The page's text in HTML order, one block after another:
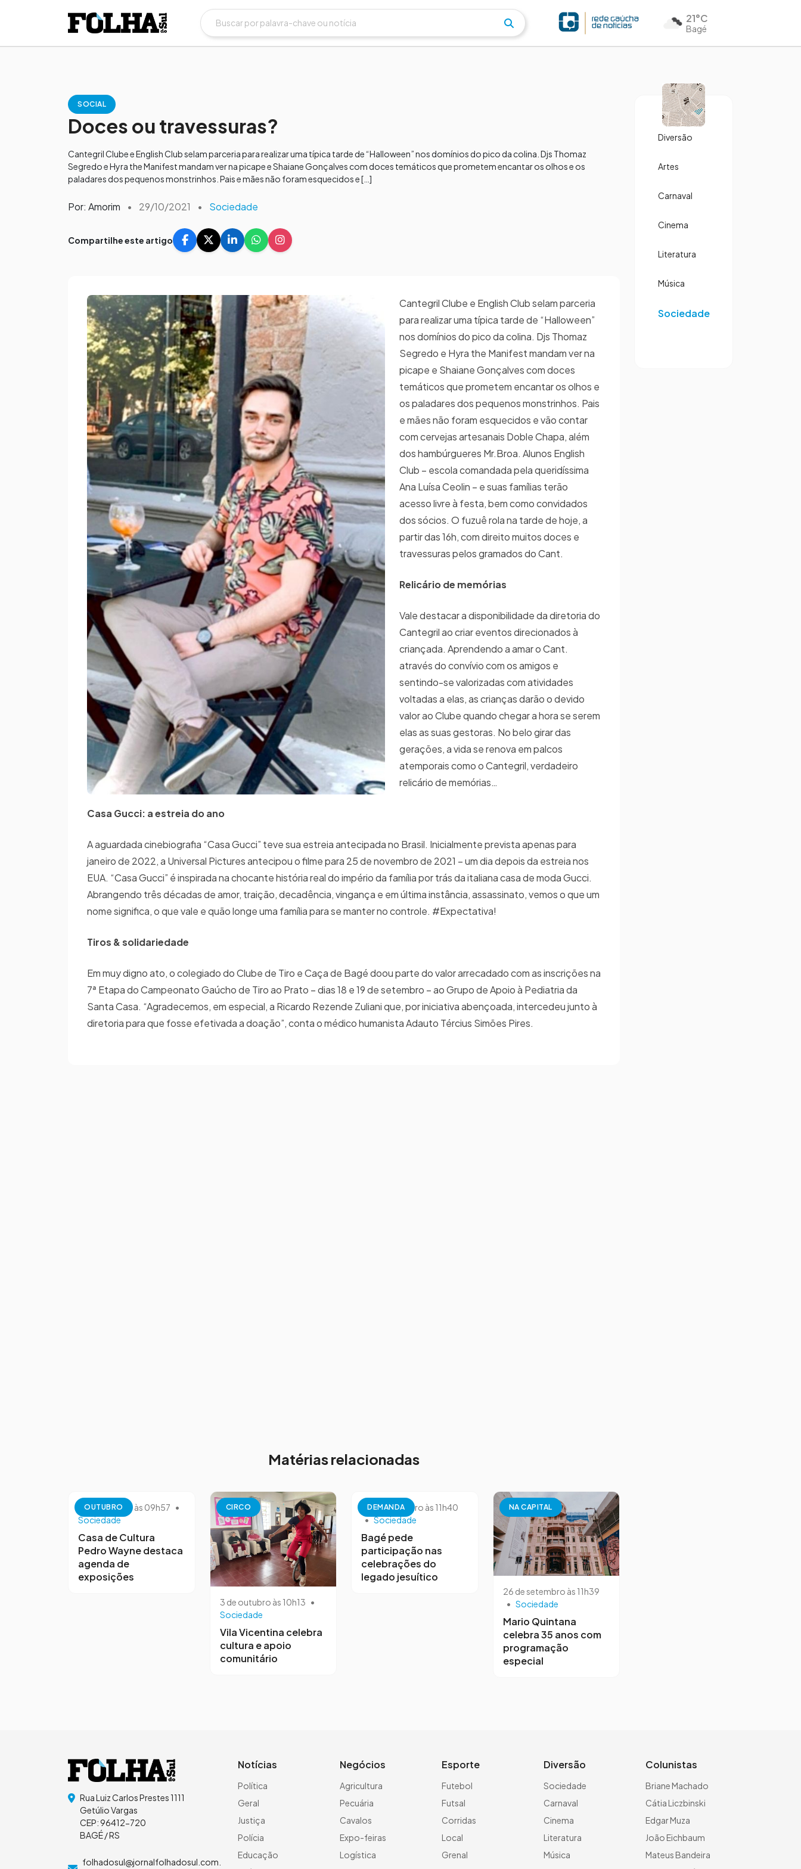
21°C
Bagé
SOCIAL
Doces ou travessuras?
Cantegril Clube e English Club selam parceria para realizar uma típica tarde de “Halloween” nos domínios do pico da colina. Djs Thomaz
Segredo e Hyra the Manifest mandam ver na picape e Shaiane Gonçalves com doces temáticos que prometem encantar os olhos e os
paladares dos pequenos monstrinhos. Pais e mães não foram esquecidos e […]
Por: Amorim • 29/10/2021 • Sociedade
Compartilhe este artigo
Cantegril Clube e English Club selam parceria
para realizar uma típica tarde de “Halloween”
nos domínios do pico da colina. Djs Thomaz
Segredo e Hyra the Manifest mandam ver na
picape e Shaiane Gonçalves com doces
temáticos que prometem encantar os olhos e
os paladares dos pequenos monstrinhos. Pais
e mães não foram esquecidos e vão contar
com cervejas artesanais Doble Chapa, além
dos hambúrgueres Mr.Broa. Alunos English
Club – escola comandada pela queridíssima
Ana Luísa Ceolin – e suas famílias terão
acesso livre à festa, bem como convidados
dos sócios. O fuzuê rola na tarde de hoje, a
partir das 16h, com direito muitos doces e
travessuras pelos gramados do Cant.
Relicário de memórias
Vale destacar a disponibilidade da diretoria do
Cantegril ao criar eventos direcionados à
criançada. Aprendendo a amar o Cant.
através do convívio com os amigos e
sentindo-se valorizadas com atividades
voltadas a elas, as crianças darão o devido
valor ao Clube quando chegar a hora se serem
elas as suas gestoras. No belo girar das
gerações, a vida se renova em palcos
atemporais como o Cantegril, verdadeiro
relicário de memórias…
Casa Gucci: a estreia do ano
A aguardada cinebiografia “Casa Gucci” teve sua estreia antecipada no Brasil. Inicialmente prevista apenas para
janeiro de 2022, a Universal Pictures antecipou o filme para 25 de novembro de 2021 – um dia depois da estreia nos
EUA. “Casa Gucci” é inspirada na chocante história real do império da família por trás da italiana casa de moda Gucci.
Abrangendo três décadas de amor, traição, decadência, vingança e em última instância, assassinato, vemos o que um
nome significa, o que vale e quão longe uma família para se manter no controle. #Expectativa!
Tiros & solidariedade
Em muy digno ato, o colegiado do Clube de Tiro e Caça de Bagé doou parte do valor arrecadado com as inscrições na
7ª Etapa do Campeonato Gaúcho de Tiro ao Prato – dias 18 e 19 de setembro – ao Grupo de Apoio à Pediatria da
Santa Casa. “Agradecemos, em especial, a Ricardo Rezende Zuliani que, por iniciativa abençoada, intercedeu junto à
diretoria para que fosse efetivada a doação”, conta o médico humanista Adauto Tércius Simões Pires.
Matérias relacionadas
OUTUBRO
13 de outubro às 09h57 •
Sociedade
Casa de Cultura
Pedro Wayne destaca
agenda de
exposições
CIRCO
3 de outubro às 10h13 •
Sociedade
Vila Vicentina celebra
cultura e apoio
comunitário
DEMANDA
26 de setembro às 11h40
• Sociedade
Bagé pede
participação nas
celebrações do
legado jesuítico
NA CAPITAL
26 de setembro às 11h39
• Sociedade
Mario Quintana
celebra 35 anos com
programação
especial
Diversão
Artes
Carnaval
Cinema
Literatura
Música
Sociedade
Rua Luiz Carlos Prestes 1111
Getúlio Vargas
CEP: 96412-720
BAGÉ / RS
folhadosul@jornalfolhadosul.com.
Notícias
Política
Geral
Justiça
Polícia
Educação
Negócios
Agricultura
Pecuária
Cavalos
Expo-feiras
Logística
Esporte
Futebol
Futsal
Corridas
Local
Grenal
Diversão
Sociedade
Carnaval
Cinema
Literatura
Música
Colunistas
Briane Machado
Cátia Liczbinski
Edgar Muza
João Eichbaum
Mateus Bandeira